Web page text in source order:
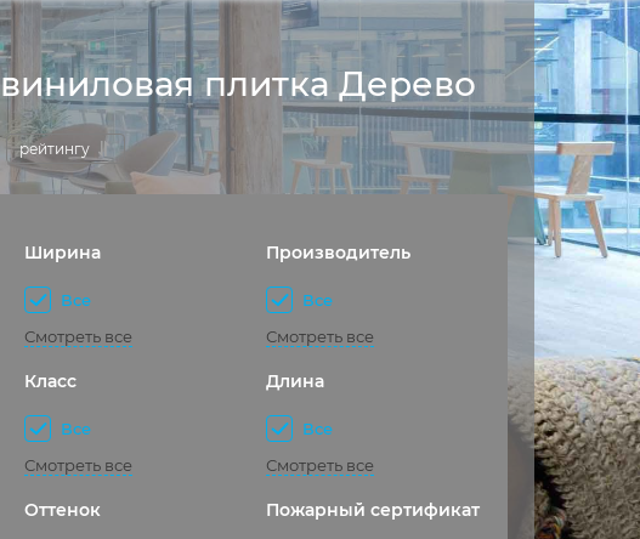
плитка Дерево
рейтингу
Ширина
Все
Смотреть все
Производитель
Все
Смотреть все
Класс
Все
Смотреть все
Длина
Все
Смотреть все
Оттенок Пожарный сертификат